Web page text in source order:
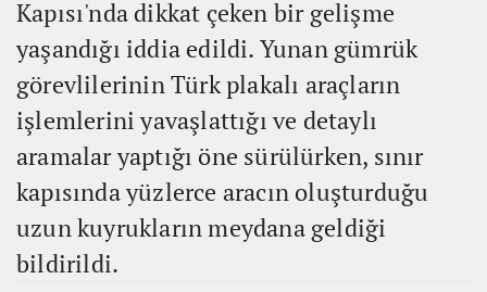
Kapısı'nda dikkat çeken bir gelişme
yaşandığı iddia edildi. Yunan gümrük
görevlilerinin Türk plakalı araçların
işlemlerini yavaşlattığı ve detaylı
aramalar yaptığı öne sürülürken, sınır
kapısında yüzlerce aracın oluşturduğu
uzun kuyrukların meydana geldiği
bildirildi.